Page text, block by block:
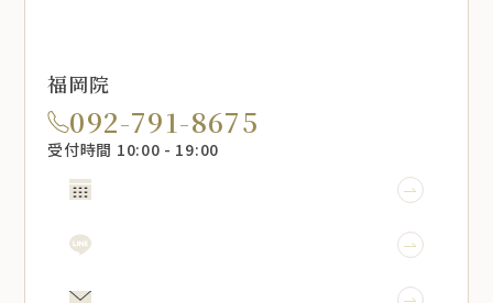
福岡院
092-791-8675
受付時間 10:00 - 19:00